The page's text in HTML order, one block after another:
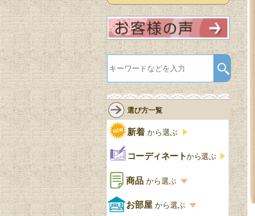
選び方一覧
新着 から選ぶ
コーディネートから選ぶ
商品 から選ぶ
商品一覧を見る
お部屋 から選ぶ